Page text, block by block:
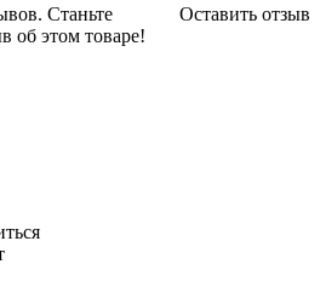
Оставить отзыв
Станьте
об этом товаре!